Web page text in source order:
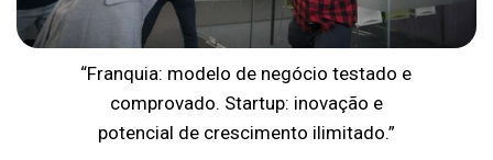
“Franquia: modelo de negócio testado e
comprovado. Startup: inovação e
potencial de crescimento ilimitado.”